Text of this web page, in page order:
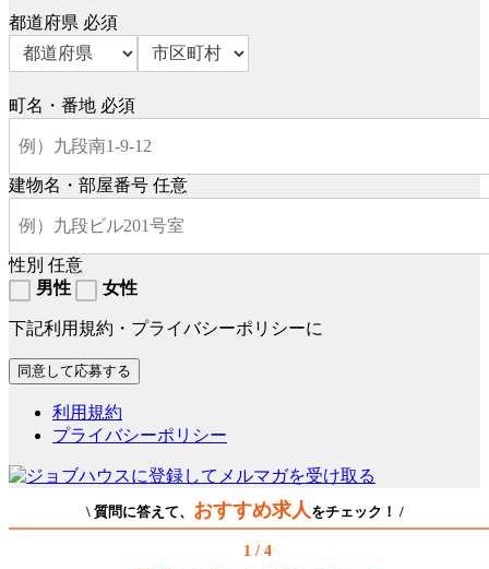
都道府県 必須
町名・番地 必須
建物名・部屋番号 任意
性別 任意
男性
女性
下記利用規約・プライバシーポリシーに
利用規約
プライバシーポリシー
\ 質問に答えて、 おすすめ求人をチェック！ /
1 / 4